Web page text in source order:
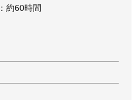
約60時間